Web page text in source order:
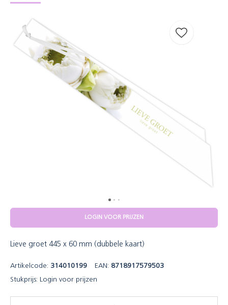
LOGIN VOOR PRIJZEN
Lieve groet 445 x 60 mm (dubbele kaart)
Artikelcode: 314010199 EAN: 8718917579503
Stukprijs: Login voor prijzen